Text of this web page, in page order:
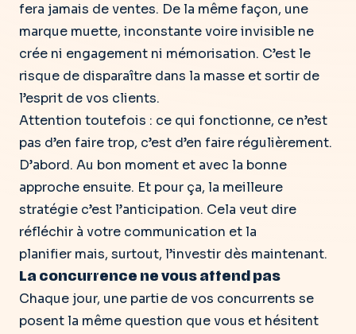
fera jamais de ventes. De la même façon, une
marque muette, inconstante voire invisible ne
crée ni engagement ni mémorisation. C’est le
risque de disparaître dans la masse et sortir de
l’esprit de vos clients.
Attention toutefois : ce qui fonctionne, ce n’est
pas d’en faire trop, c’est d’en faire régulièrement.
D’abord. Au bon moment et avec la bonne
approche ensuite. Et pour ça, la meilleure
stratégie c’est l’anticipation. Cela veut dire
réfléchir à votre communication et la
planifier mais, surtout, l’investir dès maintenant.
La concurrence ne vous attend pas
Chaque jour, une partie de vos concurrents se
posent la même question que vous et hésitent